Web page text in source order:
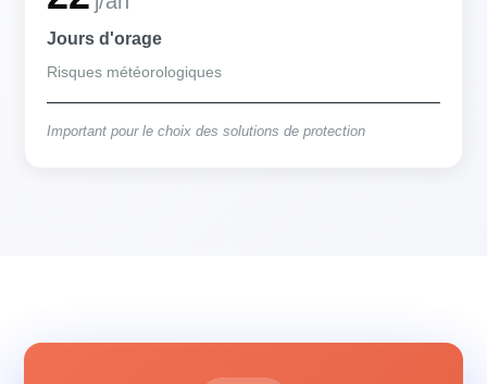
Jours d'orage
Risques météorologiques
Important pour le choix des solutions de protection